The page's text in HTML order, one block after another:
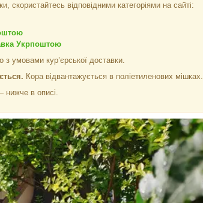
скористайтесь відповідними категоріями на сайті:
Укрпоштою
з умовами кур’єрської доставки.
Кора відвантажується в поліетиленових мішках.
нижче в описі.